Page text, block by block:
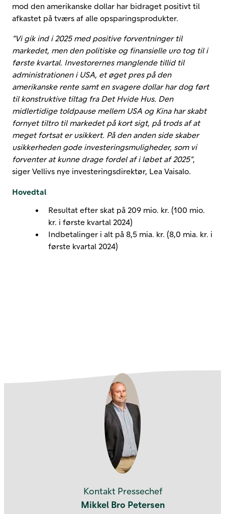
mod den amerikanske dollar har bidraget positivt til
afkastet på tværs af alle opsparingsprodukter.
”Vi gik ind i 2025 med positive forventninger til
markedet, men den politiske og finansielle uro tog til i
første kvartal. Investorernes manglende tillid til
administrationen i USA, et øget pres på den
amerikanske rente samt en svagere dollar har dog ført
til konstruktive tiltag fra Det Hvide Hus. Den
midlertidige toldpause mellem USA og Kina har skabt
fornyet tiltro til markedet på kort sigt, på trods af at
meget fortsat er usikkert. På den anden side skaber
usikkerheden gode investeringsmuligheder, som vi
forventer at kunne drage fordel af i løbet af 2025”,
siger Vellivs nye investeringsdirektør, Lea Vaisalo.
Hovedtal
Resultat efter skat på 209 mio. kr. (100 mio.
kr. i første kvartal 2024)
Indbetalinger i alt på 8,5 mia. kr. (8,0 mia. kr. i
første kvartal 2024)
Kontakt Pressechef
Mikkel Bro Petersen